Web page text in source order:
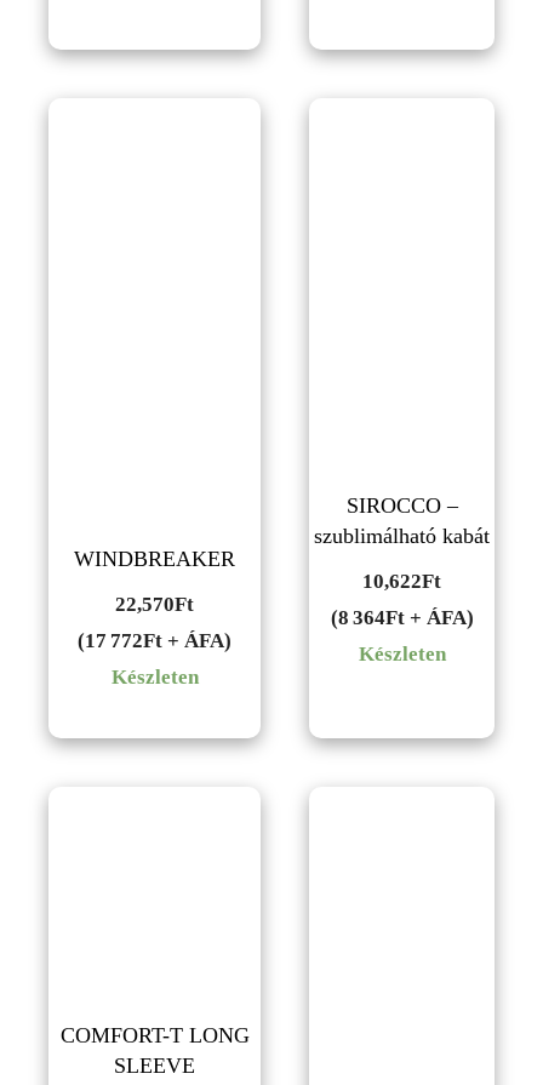
WINDBREAKER
22,570Ft
(17 772Ft + ÁFA)
Készleten
SIROCCO –
szublimálható kabát
10,622Ft
(8 364Ft + ÁFA)
Készleten
COMFORT-T LONG
SLEEVE